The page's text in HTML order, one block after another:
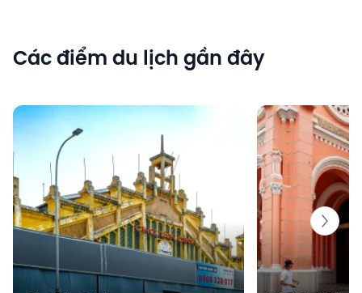
Các điểm du lịch gần đây